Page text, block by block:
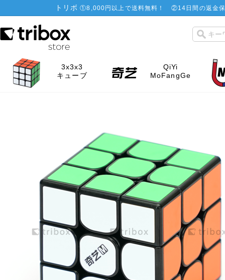
トリボ ①8,000円以上で送料無料！ ②14日間の返金
3x3x3
キューブ
QiYi
MoFangGe